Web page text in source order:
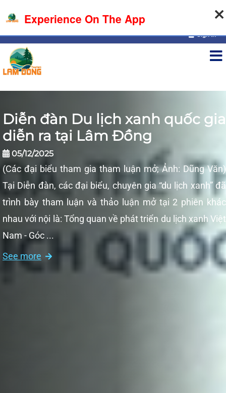
08-08-2026, 10:08:47
Sign in
Diễn đàn Du lịch xanh quốc gia
diễn ra tại Lâm Đồng
05/12/2025
(Các đại biểu tham gia tham luận mở; Ảnh: Dũng Văn)
Tại Diễn đàn, các đại biểu, chuyên gia “du lịch xanh” đã
trình bày tham luận và thảo luận mở tại 2 phiên khác
nhau với nội là: Tổng quan về phát triển du lịch xanh Việt
Nam - Góc ...
See more
Experience On The App